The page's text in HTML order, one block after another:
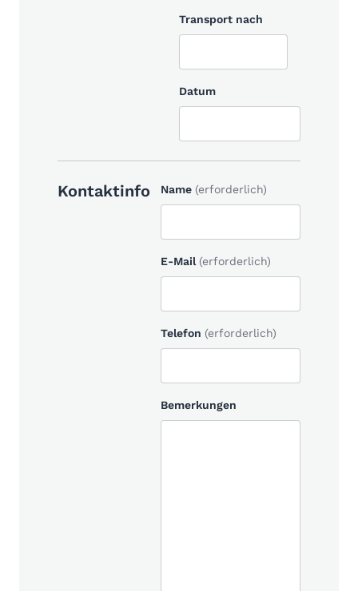
Transport nach
Datum
Kontaktinfo Name (erforderlich)
E-Mail (erforderlich)
Telefon (erforderlich)
Bemerkungen